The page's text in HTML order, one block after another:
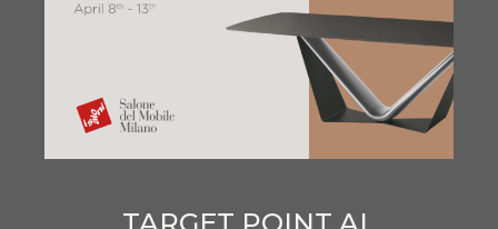
TARGET POINT AL